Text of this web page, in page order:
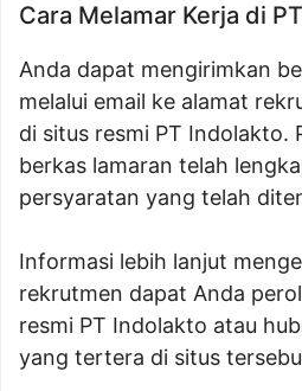
Cara Melamar Kerja di
Anda dapat mengirimkan
melalui email ke alamat
di situs resmi PT Indolakto.
berkas lamaran telah
persyaratan yang telah
Informasi lebih lanjut
rekrutmen dapat Anda
resmi PT Indolakto atau
yang tertera di situs